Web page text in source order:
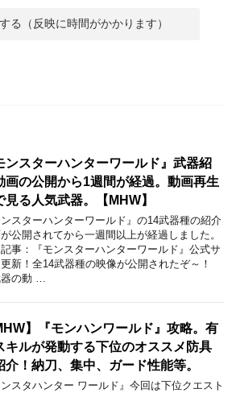
ンスターハンターワールド』武器紹
画の公開から1週間が経過。動画再生
見る人気武器。【MHW】
ンスターハンターワールド』の14武器種の紹介
公開されてから一週間以上が経過しました。
事：『モンスターハンターワールド』公式サ
新！全14武器種の映像が公開されたぞ～！
器の動 …
】『モンハンワールド』攻略。有
キルが発動する下位のオススメ防具
介！納刀、集中、ガード性能等。
ンスタハンター ワールド』今回は下位クエスト